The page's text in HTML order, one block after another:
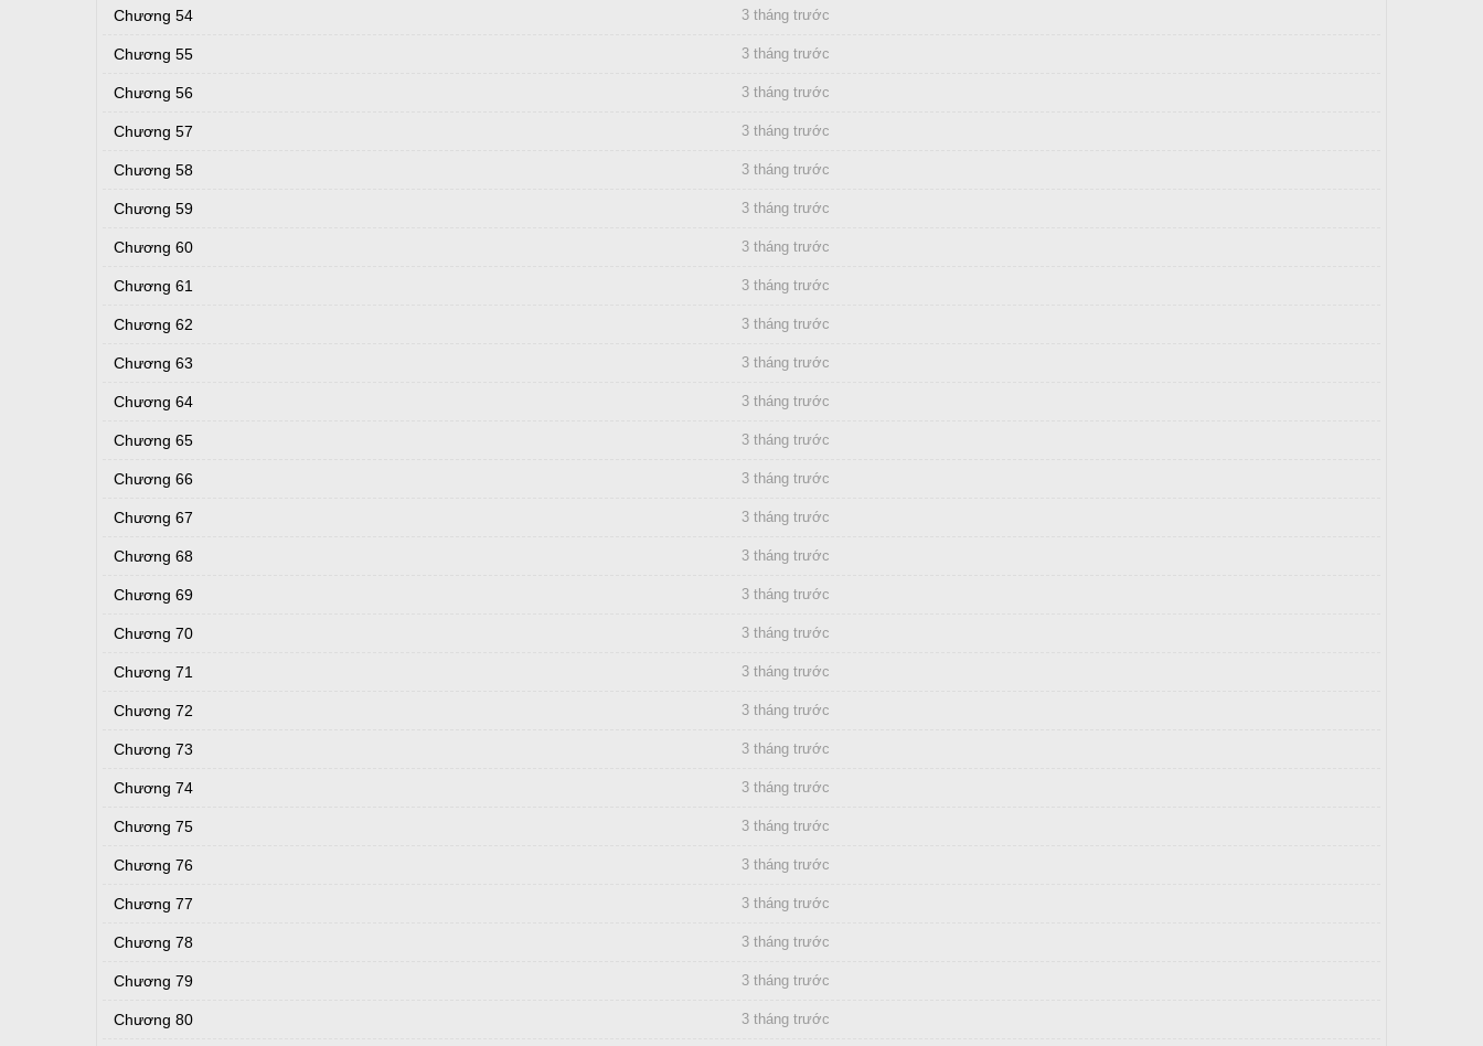
Chương 54 3 tháng trước
Chương 55 3 tháng trước
Chương 56 3 tháng trước
Chương 57 3 tháng trước
Chương 58 3 tháng trước
Chương 59 3 tháng trước
Chương 60 3 tháng trước
Chương 61 3 tháng trước
Chương 62 3 tháng trước
Chương 63 3 tháng trước
Chương 64 3 tháng trước
Chương 65 3 tháng trước
Chương 66 3 tháng trước
Chương 67 3 tháng trước
Chương 68 3 tháng trước
Chương 69 3 tháng trước
Chương 70 3 tháng trước
Chương 71 3 tháng trước
Chương 72 3 tháng trước
Chương 73 3 tháng trước
Chương 74 3 tháng trước
Chương 75 3 tháng trước
Chương 76 3 tháng trước
Chương 77 3 tháng trước
Chương 78 3 tháng trước
Chương 79 3 tháng trước
Chương 80 3 tháng trước